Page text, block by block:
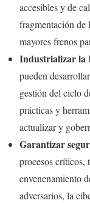
accesibles y de
fragmentación de
mayores frenos
Industrializar la
pueden
gestión del ciclo
prácticas y
actualizar y
Garantizar
procesos críticos,
envenenamiento
adversarios, la